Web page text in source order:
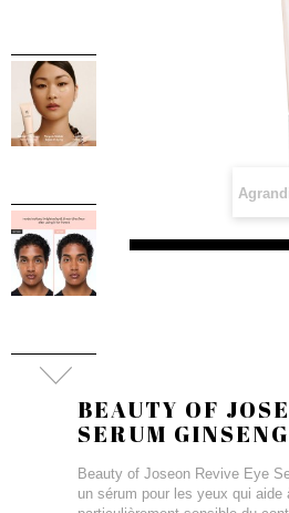
BEAUTY OF
SERUM
Beauty of Joseon Revive Eye
un sérum pour les yeux qui